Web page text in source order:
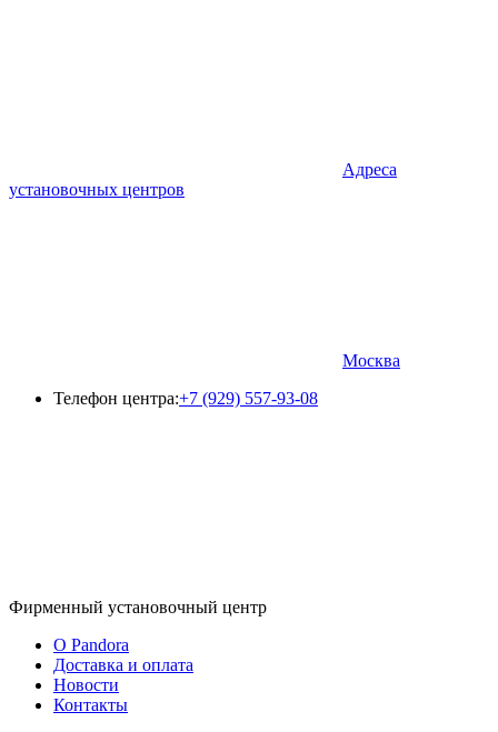
Адреса
установочных центров
Москва
Телефон центра:+7 (929) 557-93-08
Фирменный установочный центр
O Pandora
Доставка и оплата
Новости
Контакты